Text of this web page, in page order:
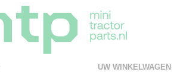
UW WINKELWAGEN